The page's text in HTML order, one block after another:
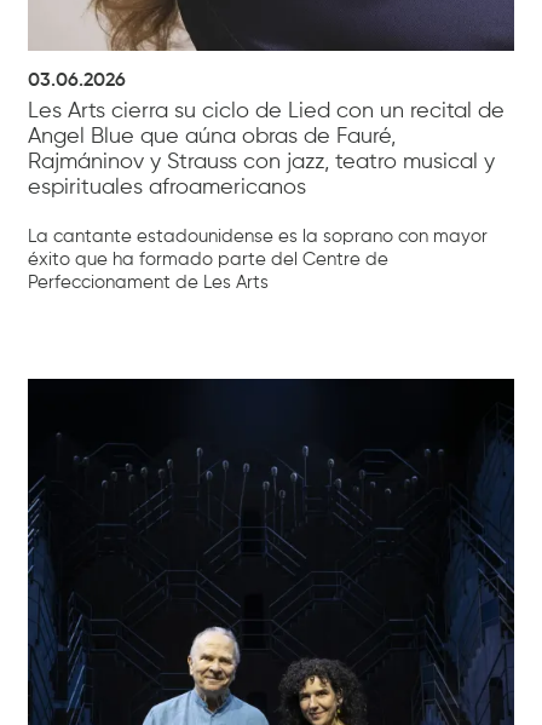
03.06.2026
Les Arts cierra su ciclo de Lied con un recital de
Angel Blue que aúna obras de Fauré,
Rajmáninov y Strauss con jazz, teatro musical y
espirituales afroamericanos
La cantante estadounidense es la soprano con mayor
éxito que ha formado parte del Centre de
Perfeccionament de Les Arts